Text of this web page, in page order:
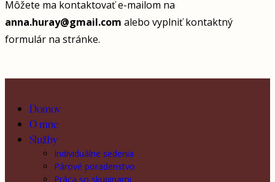
Môžete ma kontaktovať e-mailom na
anna.huray@gmail.com alebo vyplniť kontaktný
formulár na stránke.
Domov
O mne
Služby
Individuálne sedenia
Párové poradenstvo
Práca so skupinami